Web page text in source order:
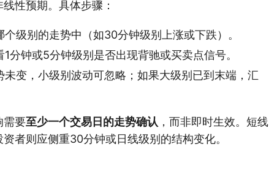
性预期。具体步骤：
个级别的走势中（如30分钟级别上涨或下跌）。
1分钟或5分钟级别是否出现背驰或买卖点信号。
未变，小级别波动可忽略；如果大级别已到末端，汇
需要至少一个交易日的走势确认 ，而非即时生效。短线
者则应侧重30分钟或日线级别的结构变化。